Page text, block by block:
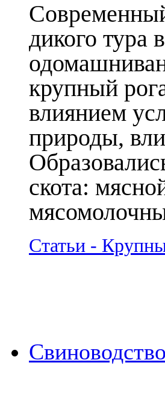
дикого тура
крупный
влиянием
природы,
скота:
Статьи -
Свиноводство